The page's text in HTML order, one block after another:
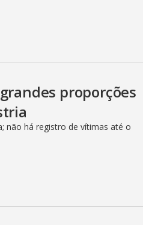
proporções
não há registro de vítimas até o